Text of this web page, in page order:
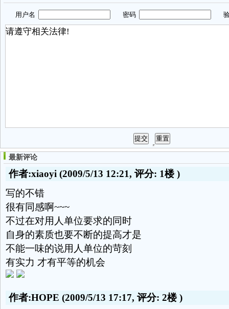
用户名 密码 验
最新评论
作者:xiaoyi (2009/5/13 12:21, 评分: 1楼)
写的不错
很有同感啊~~~
不过在对用人单位要求的同时
自身的素质也要不断的提高才是
不能一味的说用人单位的苛刻
有实力 才有平等的机会
作者:HOPE (2009/5/13 17:17, 评分: 2楼)